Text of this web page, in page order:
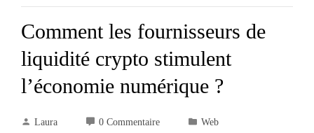
Comment les fournisseurs de
liquidité crypto stimulent
l’économie numérique ?
Laura 0 Commentaire Web